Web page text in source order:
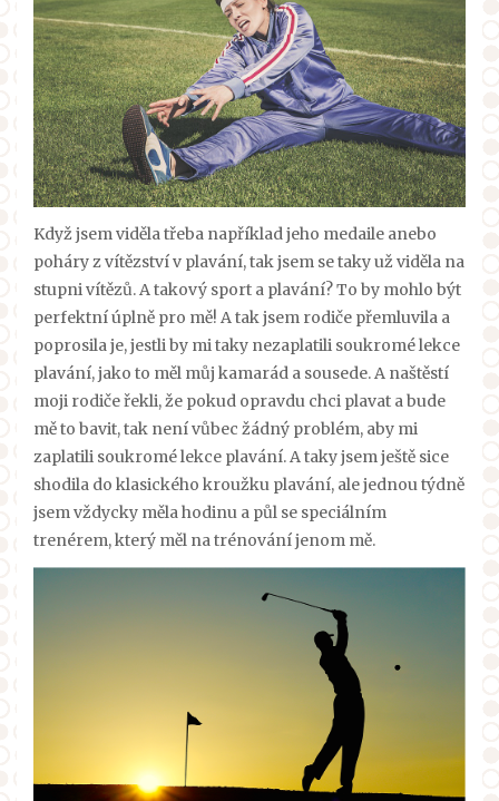
Když jsem viděla třeba například jeho medaile anebo
poháry z vítězství v plavání, tak jsem se taky už viděla na
stupni vítězů. A takový sport a plavání? To by mohlo být
perfektní úplně pro mě! A tak jsem rodiče přemluvila a
poprosila je, jestli by mi taky nezaplatili soukromé lekce
plavání, jako to měl můj kamarád a sousede. A naštěstí
moji rodiče řekli, že pokud opravdu chci plavat a bude
mě to bavit, tak není vůbec žádný problém, aby mi
zaplatili soukromé lekce plavání.A taky jsem ještě sice
shodila do klasického kroužku plavání, ale jednou týdně
jsem vždycky měla hodinu a půl se speciálním
trenérem, který měl na trénování jenom mě.